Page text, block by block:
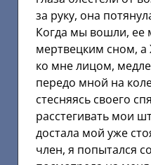
за руку, она
Когда мы вошли, ее
мертвецким сном,
ко мне лицом,
передо мной на
стесняясь своего
расстегивать мои
достала мой уже
член, я попытался